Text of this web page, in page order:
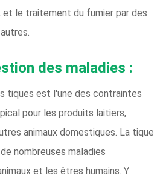
et le traitement du fumier par des
des maladies :
tiques est l'une des contraintes
pour les produits laitiers,
animaux domestiques. La tique
nombreuses maladies
et les êtres humains. Y